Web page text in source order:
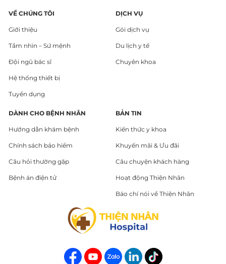
VỀ CHÚNG TÔI
Giới thiệu
Tầm nhìn – Sứ mệnh
Đội ngũ bác sĩ
Hệ thống thiết bị
Tuyển dụng
DỊCH VỤ
Gói dịch vụ
Du lịch y tế
Chuyên khoa
DÀNH CHO BỆNH NHÂN
Hướng dẫn khám bệnh
Chính sách bảo hiểm
Câu hỏi thường gặp
Bệnh án điện tử
BẢN TIN
Kiến thức y khoa
Khuyến mãi & Ưu đãi
Câu chuyện khách hàng
Hoạt động Thiện Nhân
Báo chí nói về Thiện Nhân